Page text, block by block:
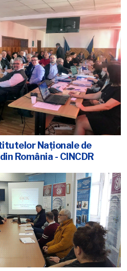
Naționale de
România - CINCDR